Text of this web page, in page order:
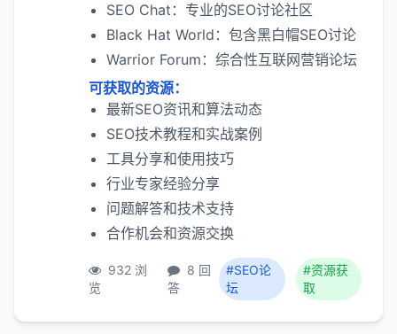
SEO Chat：专业的SEO讨论社区
Black Hat World：包含黑白帽SEO讨论
Warrior Forum：综合性互联网营销论坛
可获取的资源：
最新SEO资讯和算法动态
SEO技术教程和实战案例
工具分享和使用技巧
行业专家经验分享
问题解答和技术支持
合作机会和资源交换
932 浏
览
8 回
答
#SEO论
坛
#资源获
取